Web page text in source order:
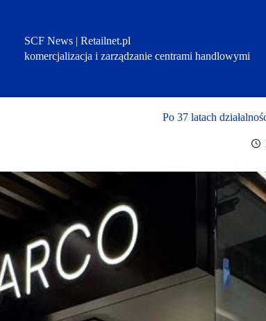
SCF News | Retailnet.pl
komercjalizacja i zarządzanie centrami handlowymi
Po 37 latach